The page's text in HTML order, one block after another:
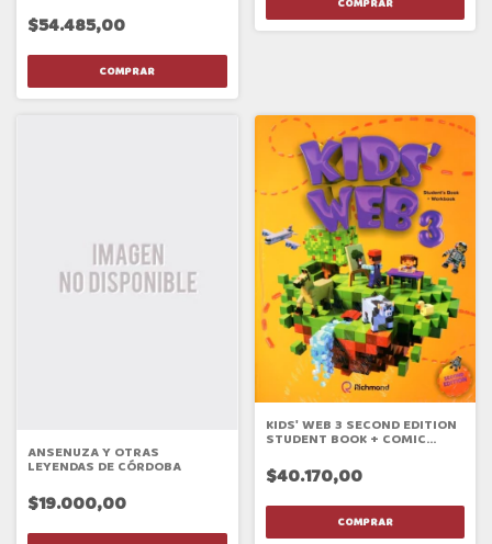
$54.485,00
ANSENUZA Y OTRAS
LEYENDAS DE CÓRDOBA
$19.000,00
KIDS' WEB 3 SECOND EDITION
STUDENT BOOK + COMIC
$40.170,00